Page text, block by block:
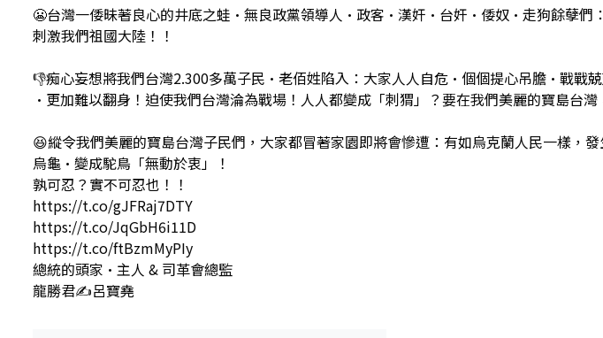
😬台灣一倭昧著良心的井底之蛙•無良政黨領導人•政客•漢奸•台奸•倭奴•走狗餘孽
刺激我們祖國大陸！！
👎痴心妄想將我們台灣2.300多萬子民•老佰姓陷入：大家人人自危•個個提心吊膽•戰
•更加難以翻身！迫使我們台灣淪為戰場！人人都變成「刺猬」？要在我們美麗的寶島台
😆縱令我們美麗的寶島台灣子民們，大家都冒著家園即將會慘遭：有如烏克蘭人民一樣
烏龜•變成駝鳥「無動於衷」！
孰可忍？實不可忍也！！
https://t.co/gJFRaj7DTY
https://t.co/JqGbH6i11D
https://t.co/ftBzmMyPIy
總統的頭家•主人 & 司革會總監
龍勝君✍️呂寶堯